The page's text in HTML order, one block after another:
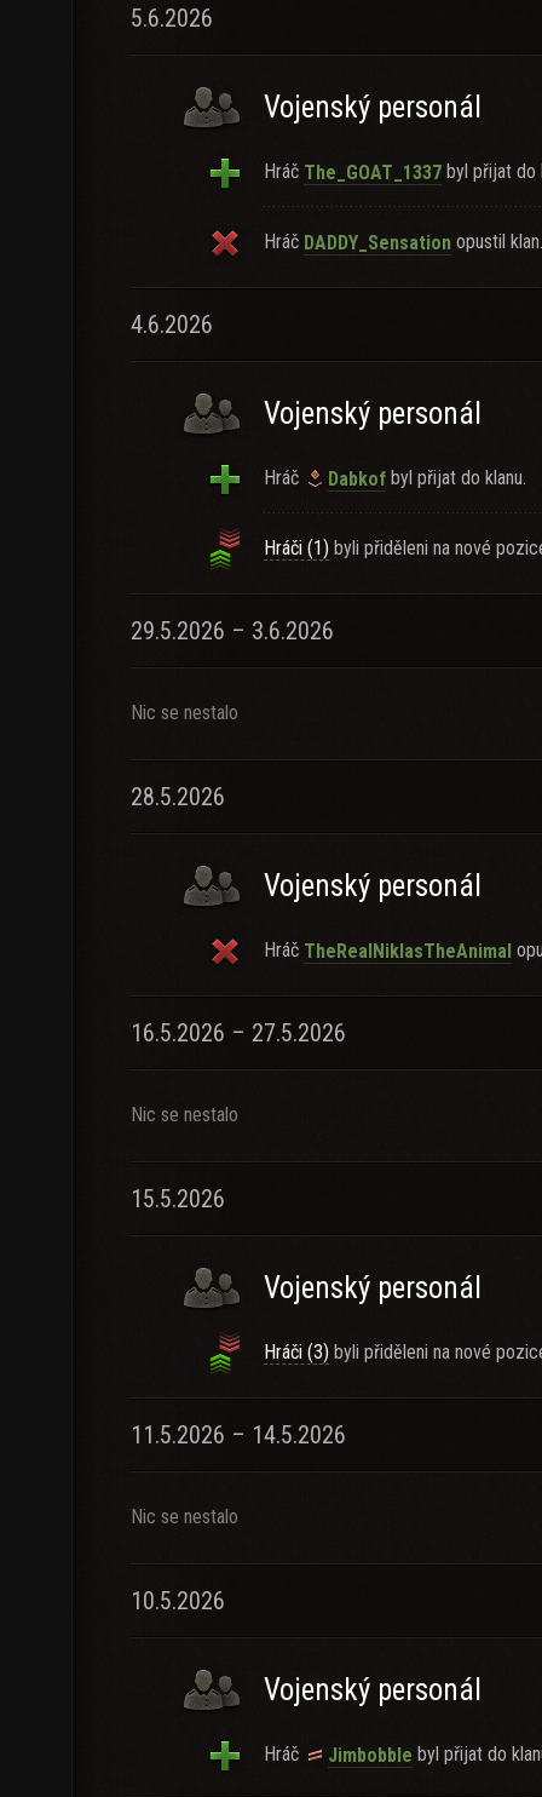
5.6.2026
Vojenský personál
Hráč The_GOAT_1337 byl přijat do
Hráč DADDY_Sensation opustil klan.
4.6.2026
Vojenský personál
Hráč Dabkof byl přijat do klanu.
Hráči (1) byli přiděleni na nové
29.5.2026 – 3.6.2026
Nic se nestalo
28.5.2026
Vojenský personál
Hráč TheRealNiklasTheAnimal
16.5.2026 – 27.5.2026
Nic se nestalo
15.5.2026
Vojenský personál
Hráči (3) byli přiděleni na nové
11.5.2026 – 14.5.2026
Nic se nestalo
10.5.2026
Vojenský personál
Hráč Jimbobble byl přijat do